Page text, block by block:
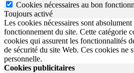
Cookies nécessaires au bon
Toujours activé
Les cookies nécessaires sont
fonctionnement du site. Cette catégorie
cookies qui assurent les fonctionnalités
de sécurité du site Web. Ces cookies ne
personnelle.
Cookies publicitaires